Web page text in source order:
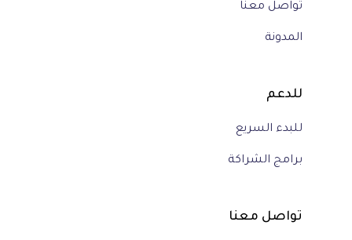
تواصل معنا
المدونة
للدعم
للبدء السريع
برامج الشراكة
تواصل معنا